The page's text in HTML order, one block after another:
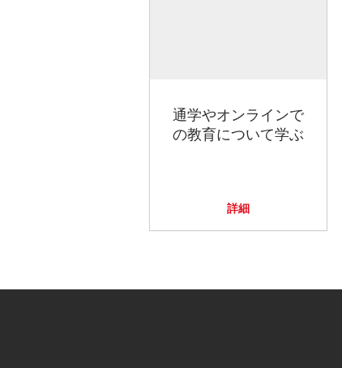
通学やオンラインで
の教育について学ぶ
詳細